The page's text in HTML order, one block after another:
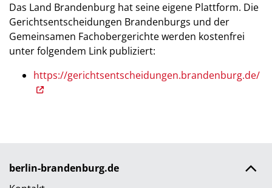
Das Land Brandenburg hat seine eigene Plattform. Die
Gerichtsentscheidungen Brandenburgs und der
Gemeinsamen Fachobergerichte werden kostenfrei
unter folgendem Link publiziert:
https://gerichtsentscheidungen.brandenburg.de/
berlin-brandenburg.de